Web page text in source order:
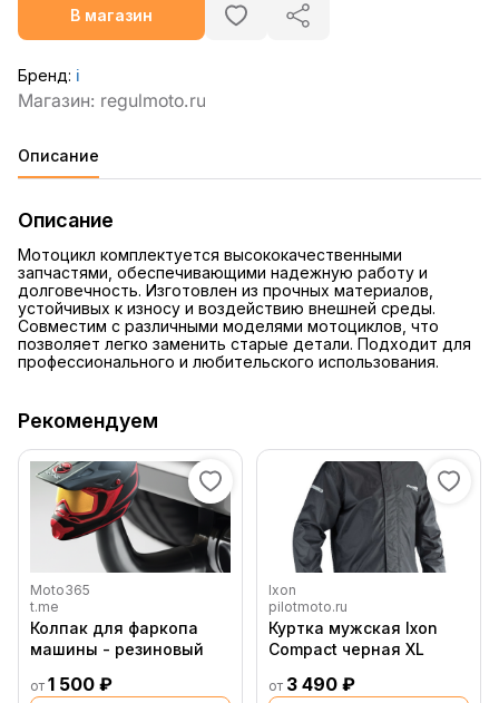
В магазин
Бренд: ℹ️
Описание
Описание
Мотоцикл комплектуется высококачественными
запчастями, обеспечивающими надежную работу и
долговечность. Изготовлен из прочных материалов,
устойчивых к износу и воздействию внешней среды.
Совместим с различными моделями мотоциклов, что
позволяет легко заменить старые детали. Подходит для
профессионального и любительского использования.
Рекомендуем
Moto365
t.me
Колпак для фаркопа
машины - резиновый
от 1 500 ₽
Ixon
pilotmoto.ru
Куртка мужская Ixon
Compact черная XL
от 3 490 ₽